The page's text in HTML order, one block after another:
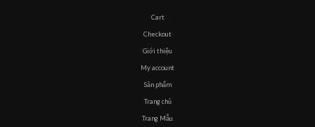
Cart
Checkout
Giới thiệu
My account
Sản phẩm
Trang chủ
Trang Mẫu